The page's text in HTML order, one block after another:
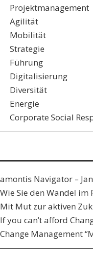
Projektmanagement
Agilität
Mobilität
Strategie
Führung
Digitalisierung
Diversität
Energie
Corporate Social
amontis Navigator –
Wie Sie den Wandel
Mit Mut zur aktiven
If you can’t afford
Change Management